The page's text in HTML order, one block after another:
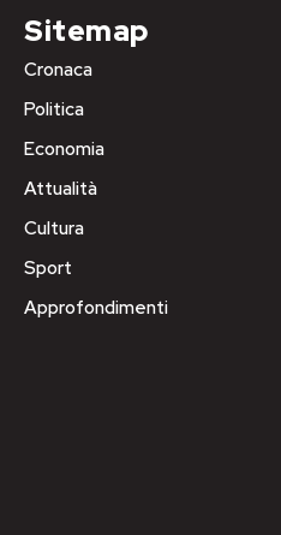
Sitemap
Cronaca
Politica
Economia
Attualità
Cultura
Sport
Approfondimenti